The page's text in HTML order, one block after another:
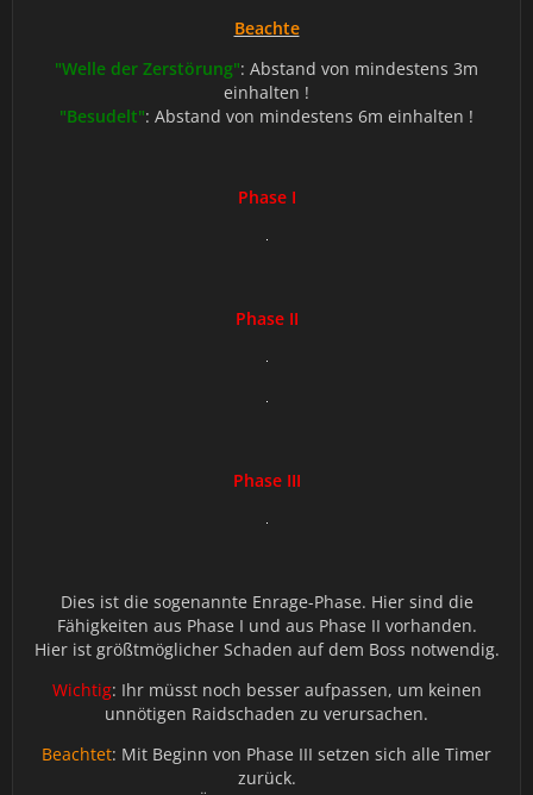
Beachte
"Welle der Zerstörung": Abstand von mindestens 3m
einhalten !
"Besudelt": Abstand von mindestens 6m einhalten !
Phase I
Phase II
Phase III
Dies ist die sogenannte Enrage-Phase. Hier sind die
Fähigkeiten aus Phase I und aus Phase II vorhanden.
Hier ist größtmöglicher Schaden auf dem Boss notwendig.
Wichtig: Ihr müsst noch besser aufpassen, um keinen
unnötigen Raidschaden zu verursachen.
Beachtet: Mit Beginn von Phase III setzen sich alle Timer
zurück.